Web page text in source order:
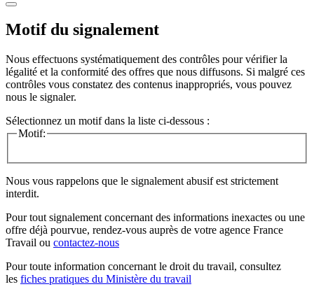
Motif du signalement
Nous effectuons systématiquement des contrôles pour vérifier la
légalité et la conformité des offres que nous diffusons. Si malgré ces
contrôles vous constatez des contenus inappropriés, vous pouvez
nous le signaler.
Sélectionnez un motif dans la liste ci-dessous :
Motif:
Nous vous rappelons que le signalement abusif est strictement
interdit.
Pour tout signalement concernant des informations inexactes ou une
offre déjà pourvue, rendez-vous auprès de votre agence France
Travail ou contactez-nous
Pour toute information concernant le droit du travail, consultez
les fiches pratiques du Ministère du travail